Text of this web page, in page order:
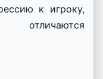
к игроку,